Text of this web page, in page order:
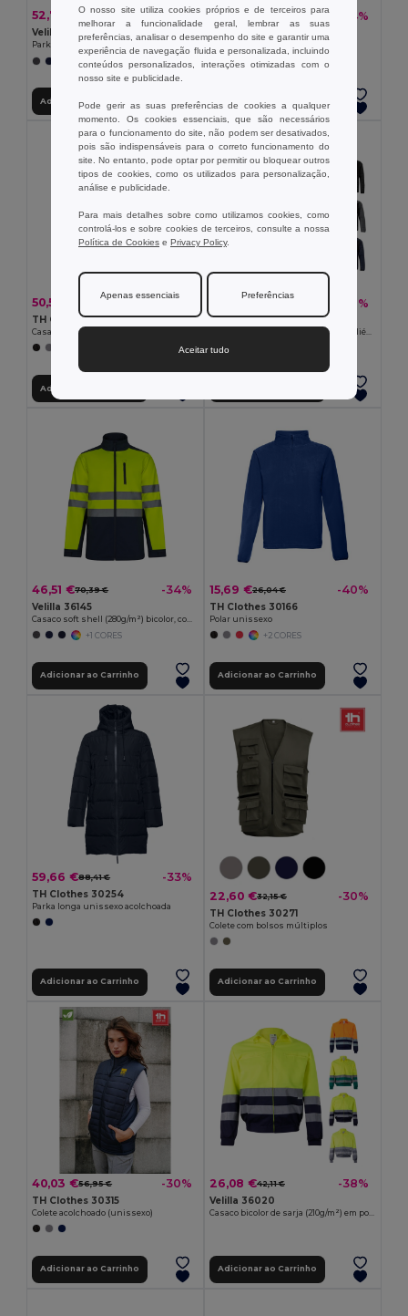
52,78 €85,21 € -38%
Velilla 36104
+1 CORES
Adicionar ao Carrinho
15,21 € 23,09 € -34%
TH Clothes 30301
Corta-vento (Unissexo)
+1 CORES
Adicionar ao Carrinho
50,56 € 80,32 € -37%
TH Clothes 30313
Casaco com capuz para homem
Adicionar ao Carrinho
51,97 € -38%
Velilla 36085
Casaco (265g/m²) acolchoado, em poliéster (100%)
46,51 €70,39 € -34%
Velilla 36145
+1 CORES
Adicionar ao Carrinho
15,69 €26,04 € -40%
TH Clothes 30166
Polar unissexo
+2 CORES
Adicionar ao Carrinho
59,66 €88,41 € -33%
TH Clothes 30254
Parka longa unissexo acolchoada
Adicionar ao Carrinho
22,60 €32,15 € -30%
TH Clothes 30271
Colete com bolsos múltiplos
Adicionar ao Carrinho
40,03 €56,95 € -30%
TH Clothes 30315
Colete acolchoado (unissexo)
Adicionar ao Carrinho
26,08 €42,11 € -38%
Velilla 36020
Adicionar ao Carrinho
O nosso site utiliza cookies próprios e de terceiros para
melhorar a funcionalidade geral, lembrar as suas
preferências, analisar o desempenho do site e garantir uma
experiência de navegação fluida e personalizada, incluindo
conteúdos personalizados, interações otimizadas com o
nosso site e publicidade.
Pode gerir as suas preferências de cookies a qualquer
momento. Os cookies essenciais, que são necessários
para o funcionamento do site, não podem ser desativados,
pois são indispensáveis para o correto funcionamento do
site. No entanto, pode optar por permitir ou bloquear outros
tipos de cookies, como os utilizados para personalização,
análise e publicidade.
Para mais detalhes sobre como utilizamos cookies, como
controlá-los e sobre cookies de terceiros, consulte a nossa
Política de Cookies e Privacy Policy.
Apenas essenciais Preferências
Aceitar tudo